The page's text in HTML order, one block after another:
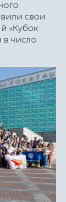
свои
«Кубок
в число